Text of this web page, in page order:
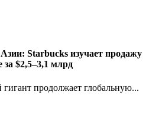
Starbucks изучает продажу
за $2,5–3,1 млрд
продолжает глобальную...